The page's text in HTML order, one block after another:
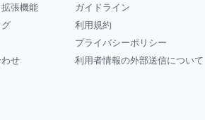
張機能
せ
ガイドライン
利用規約
プライバシーポリシー
利用者情報の外部送信について